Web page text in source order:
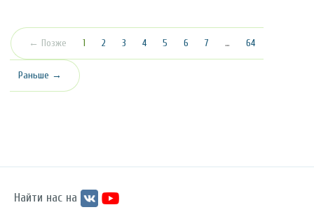
← Позже 1 (текущая)
2 3 4 5 6 7 … 64
Раньше →
Найти нас на